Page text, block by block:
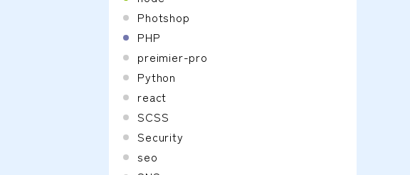
Photshop
PHP
preimier-pro
Python
react
SCSS
Security
seo